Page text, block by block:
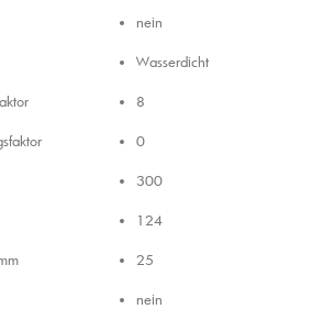
nein
Wasserdicht
8
0
300
124
25
nein